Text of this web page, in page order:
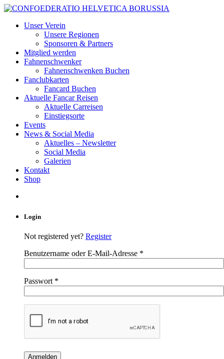
Unser Verein
Unsere Regionen
Sponsoren & Partners
Mitglied werden
Fahnenschwenker
Fahnenschwenken Buchen
Fanclubkarten
Fancard Buchen
Aktuelle Fancar Reisen
Aktuelle Carreisen
Einstiegsorte
Events
News & Social Media
Aktuelles – Newsletter
Social Media
Galerien
Kontakt
Shop
Login
Not registered yet? Register
Benutzername oder E-Mail-Adresse *
Passwort *